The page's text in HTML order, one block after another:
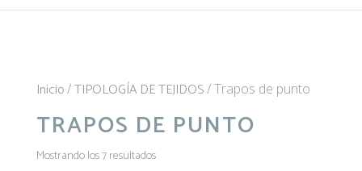
Inicio/TIPOLOGÍA DE TEJIDOS/ Trapos de punto
TRAPOS DE PUNTO
Mostrando los 7 resultados